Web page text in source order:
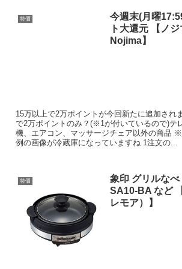
特価
今週末(月曜
ト大還元 【ノ
Nojima】
15万以上で2万ポイントが今回新たに追加され
で2万ポイントのみ？(※1が付いているので)テ
機、エアコン、マッサージチェア以外の商品
例の画像が冷蔵庫になっていますね 1注文の...
特価
象印 グリルな
SA10-BA など
レモア）】